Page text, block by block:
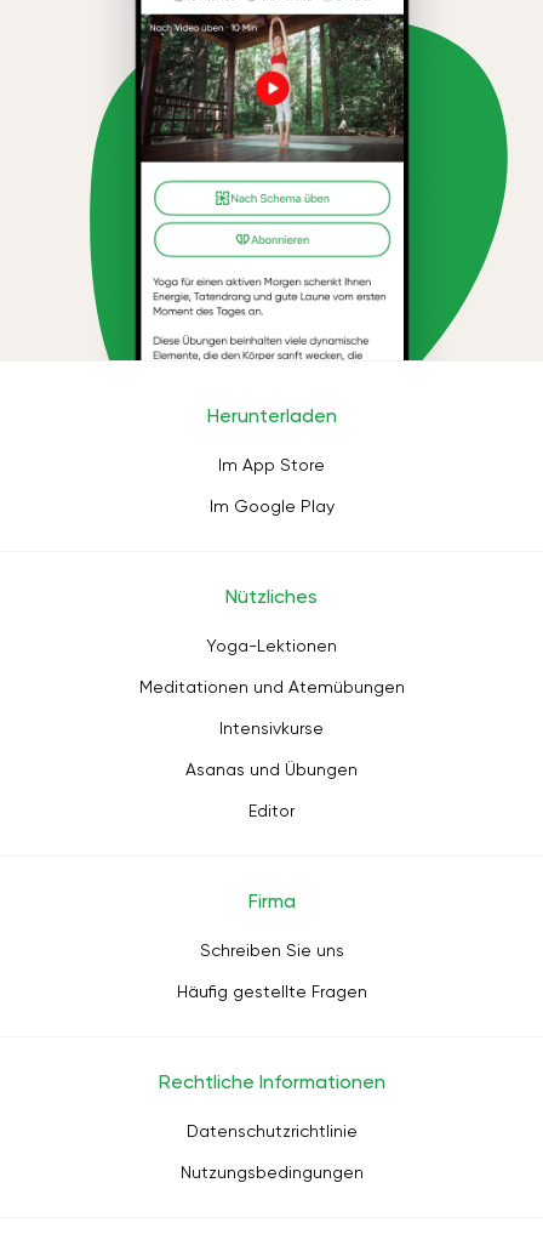
Herunterladen
Im App Store
Im Google Play
Nützliches
Yoga-Lektionen
Meditationen und Atemübungen
Intensivkurse
Asanas und Übungen
Editor
Firma
Schreiben Sie uns
Häufig gestellte Fragen
Rechtliche Informationen
Datenschutzrichtlinie
Nutzungsbedingungen